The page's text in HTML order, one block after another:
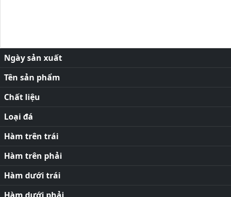
Ngày sản xuất
Tên sản phẩm
Chất liệu
Loại đá
Hàm trên trái
Hàm trên phải
Hàm dưới trái